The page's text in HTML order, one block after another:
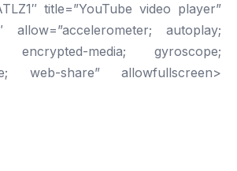
title=”YouTube video player”
allow=”accelerometer; autoplay;
encrypted-media; gyroscope;
web-share” allowfullscreen>